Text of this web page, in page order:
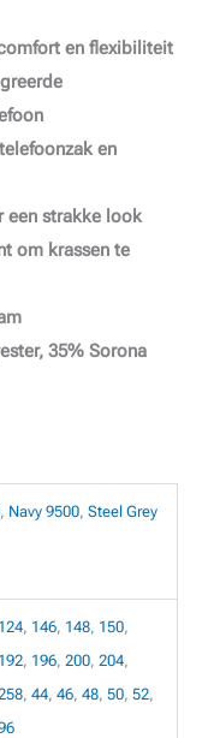
en flexibiliteit
en
een strakke look
om krassen te
35% Sorona
, Navy 9500, Steel Grey
124, 146, 148, 150,
192, 196, 200, 204,
, 44, 46, 48, 50, 52,